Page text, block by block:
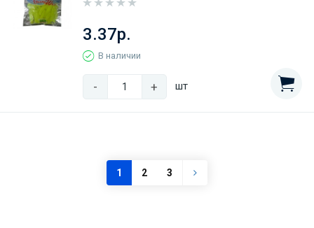
3.37р.
В наличии
- + шт
1 2 3